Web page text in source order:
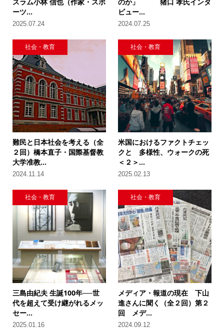
ーツ...
2025.07.24
ビュー...
2024.07.25
社会・教育
難民と日本社会を考える（全
２回）橋本直子・国際基督教
大学准教...
2024.11.14
社会・教育
米国におけるファクトチェッ
クと 多様性、ウォークの死
＜２＞...
2025.02.13
社会・教育
三島由紀夫 生誕100年──世
代を超えて受け継がれるメッ
セー...
2025.01.16
社会・教育
メディア・報道の現在 下山
進さんに聞く（全２回）第２
回 メデ...
2024.09.12